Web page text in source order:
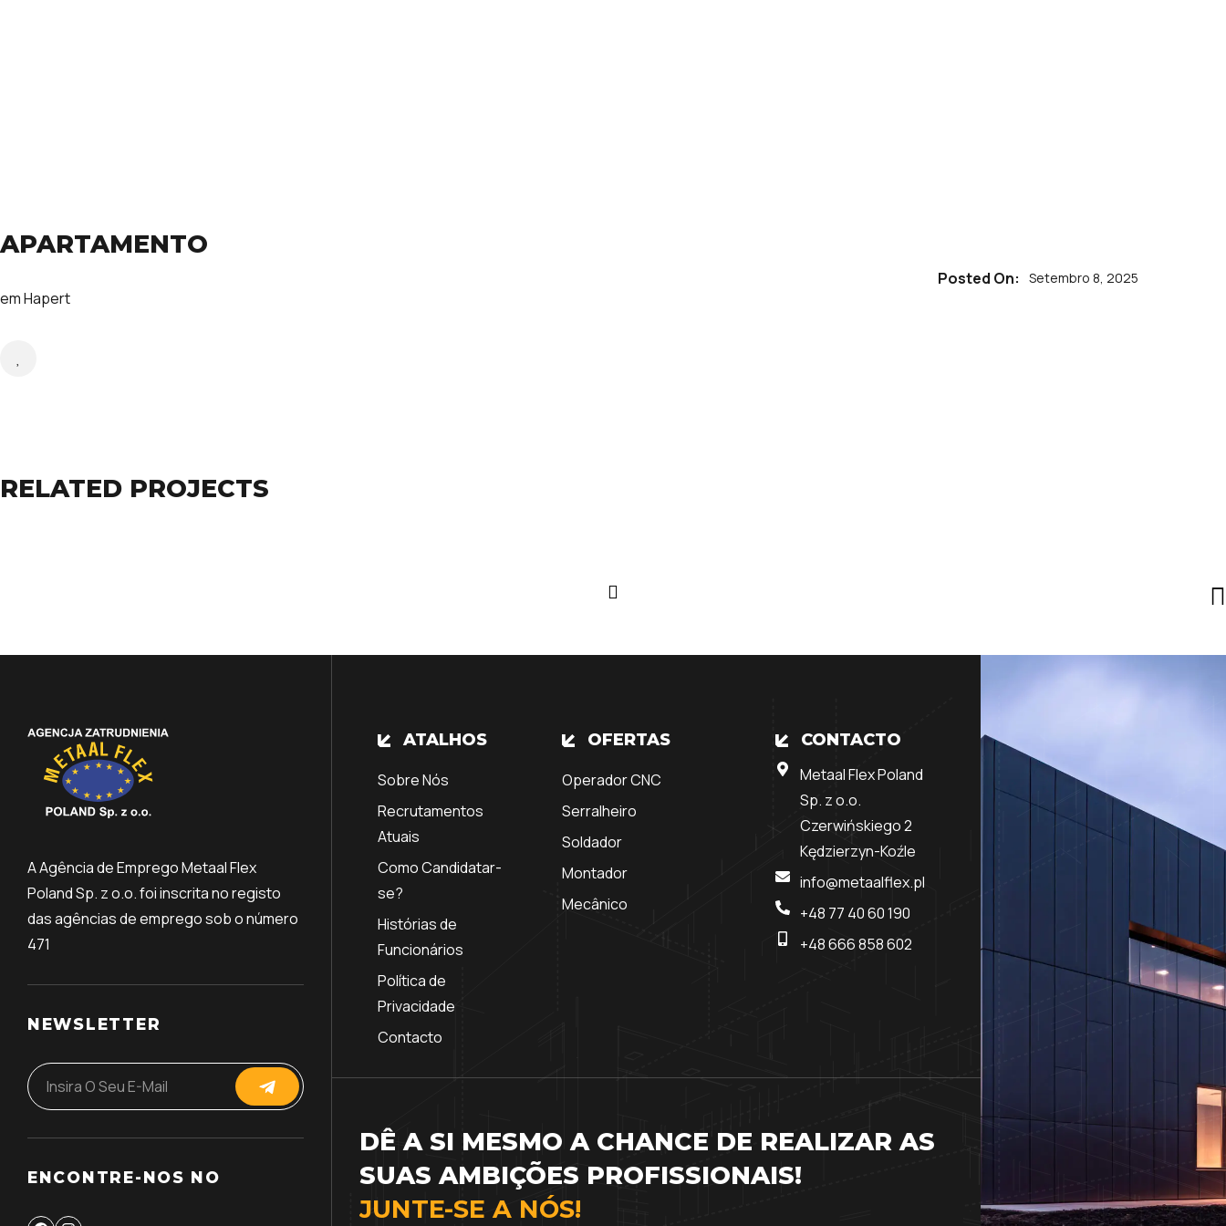
APARTAMENTO
em Hapert
Posted On: Setembro 8, 2025
RELATED PROJECTS
A Agência de Emprego Metaal Flex
Poland Sp. z o.o. foi inscrita no registo
das agências de emprego sob o número
471
NEWSLETTER
ENCONTRE-NOS NO
ATALHOS
Sobre Nós
Recrutamentos
Atuais
Como Candidatar-
se?
Histórias de
Funcionários
Política de
Privacidade
Contacto
OFERTAS
Operador CNC
Serralheiro
Soldador
Montador
Mecânico
CONTACTO
Metaal Flex Poland
Sp. z o.o.
Czerwińskiego 2
Kędzierzyn-Koźle
info@metaalflex.pl
+48 77 40 60 190
+48 666 858 602
DÊ A SI MESMO A CHANCE DE REALIZAR AS
SUAS AMBIÇÕES PROFISSIONAIS!